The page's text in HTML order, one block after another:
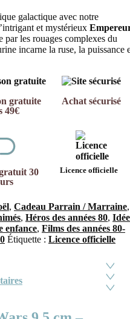
galactique avec notre
et mystérieux
par les rouages complexes du
incarne la ruse, la puissance
gratuite
49€
Achat sécurisé
30
Licence officielle
, Cadeau Parrain / Marraine,
, Héros des années 80,
enfance, Films des années 80-
Étiquette : Licence officielle